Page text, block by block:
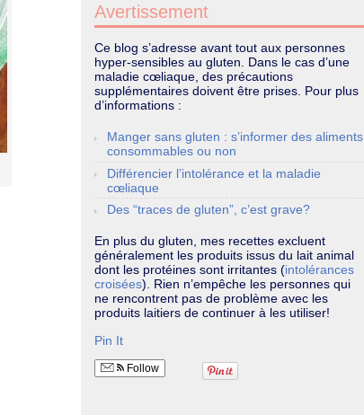
Avertissement
Ce blog s’adresse avant tout aux personnes
hyper-sensibles au gluten. Dans le cas d’une
maladie cœliaque, des précautions
supplémentaires doivent être prises. Pour plus
d’informations :
Manger sans gluten : s’informer des aliments
consommables ou non
Différencier l’intolérance et la maladie
cœliaque
Des “traces de gluten”, c’est grave?
En plus du gluten, mes recettes excluent
généralement les produits issus du lait animal
dont les protéines sont irritantes (intolérances
croisées). Rien n’empêche les personnes qui
ne rencontrent pas de problème avec les
produits laitiers de continuer à les utiliser!
Pin It
Follow